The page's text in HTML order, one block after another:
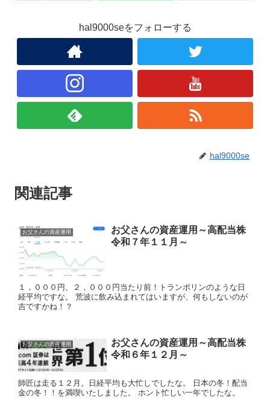
hal9000seをフォローする
hal9000se
関連記事
お父さんの資産運用
お父さんの資産運用～高配当株
令和７年１１月～
１，０００円、２，０００円当たり前！トランポリンのような日
経平均ですな。 荒波に飲み込まれてはいますが、何もしないのが
吉ですかね！？
お父さんの資産運用
お父さんの資産運用～高配当株
令和６年１２月～
師匠は走る１２月。日経平均も大忙しでしたな。 日本の冬！配当
金の冬！！を満喫いたしました。 ホント忙しい一年でしたな。